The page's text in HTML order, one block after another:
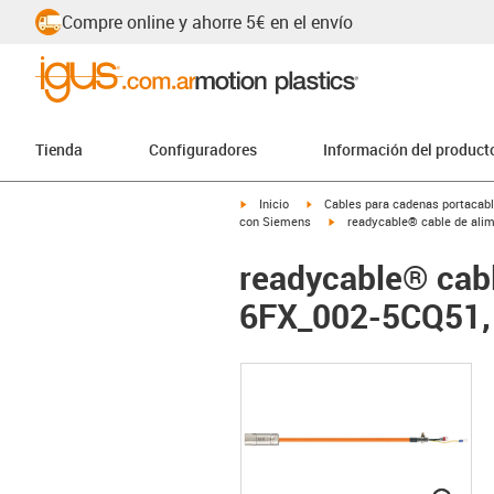
Compre online y ahorre 5€ en el envío
Tienda Configuradores Información del
igus-icon-arrow-right
Inicio igus-icon-arrow-right
Cables para cadenas
con Siemens
igus-icon-arrow-right
readycable® cable de
readycable®
6FX_002-